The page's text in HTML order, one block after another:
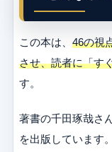
この本は、 46の視
させ、読者に「す
す。
著書の千田琢哉さ
を出版しています。